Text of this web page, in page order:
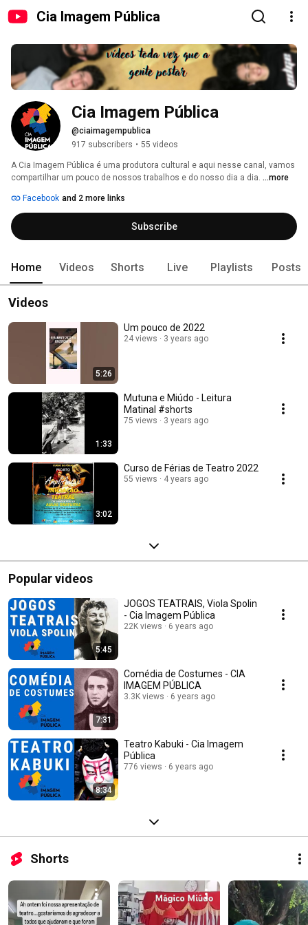
Cia Imagem Pública
Cia Imagem Pública
@ciaimagempublica
917 subscribers • 55 videos
A Cia Imagem Pública é uma produtora cultural e aqui nesse canal, vamos
compartilhar um pouco de nossos trabalhos e do nosso dia a dia. ...more
Facebook and 2 more links
Subscribe
Home Videos Shorts Live Playlists Posts
Videos
5:26
Um pouco de 2022
24 views 3 years ago
1:33
Mutuna e Miúdo - Leitura
Matinal #shorts
75 views 3 years ago
3:02
Curso de Férias de Teatro 2022
55 views 4 years ago
Popular videos
5:45
JOGOS TEATRAIS, Viola Spolin
- Cia Imagem Pública
22K views 6 years ago
7:31
Comédia de Costumes - CIA
IMAGEM PÚBLICA
3.3K views 6 years ago
8:34
Teatro Kabuki - Cia Imagem
Pública
776 views 6 years ago
Shorts